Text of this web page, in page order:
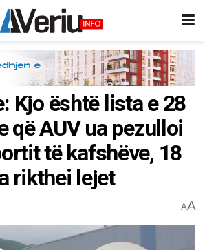
Kjo është lista e 28
që AUV ua pezulloi
të kafshëve, 18
rikthei lejet
AA